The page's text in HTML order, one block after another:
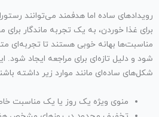
رویدادهای ساده اما هدفمند می‌توانند
برای غذا خوردن، به یک تجربه ماندگار برای
مناسبت‌ها بهانه خوبی هستند تا تجربه‌ای
شود و دلیل تازه‌ای برای مراجعه ایجاد شود.
شکل‌های ساده‌ای مانند موارد زیر داشته
منوی ویژه یک روز یا یک مناسبت